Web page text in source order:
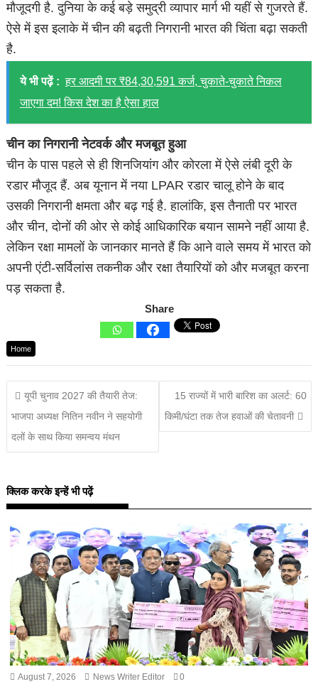
मौजूदगी है. दुनिया के कई बड़े समुद्री व्यापार मार्ग भी यहीं से गुजरते हैं.
ऐसे में इस इलाके में चीन की बढ़ती निगरानी भारत की चिंता बढ़ा सकती
है.
ये भी पढ़ें : हर आदमी पर ₹84,30,591 कर्ज, चुकाते-चुकाते निकल
जाएगा दम! किस देश का है ऐसा हाल
चीन का निगरानी नेटवर्क और मजबूत हुआ
चीन के पास पहले से ही शिनजियांग और कोरला में ऐसे लंबी दूरी के
रडार मौजूद हैं. अब यूनान में नया LPAR रडार चालू होने के बाद
उसकी निगरानी क्षमता और बढ़ गई है. हालांकि, इस तैनाती पर भारत
और चीन, दोनों की ओर से कोई आधिकारिक बयान सामने नहीं आया है.
लेकिन रक्षा मामलों के जानकार मानते हैं कि आने वाले समय में भारत को
अपनी एंटी-सर्विलांस तकनीक और रक्षा तैयारियों को और मजबूत करना
पड़ सकता है.
Share
Home
यूपी चुनाव 2027 की तैयारी तेज:
भाजपा अध्यक्ष नितिन नवीन ने सहयोगी
दलों के साथ किया समन्वय मंथन
15 राज्यों में भारी बारिश का अलर्ट: 60
किमी/घंटा तक तेज हवाओं की चेतावनी
क्लिक करके इन्हें भी पढ़ें
August 7, 2026 News Writer Editor 0